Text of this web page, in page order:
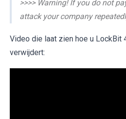
>>>> Warning! If you do not
attack your company
Video die laat zien hoe u LockBit
verwijdert: